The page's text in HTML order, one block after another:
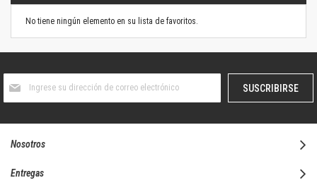
No tiene ningún elemento en su lista de favoritos.
boletín
SUSCRIBIRSE
Nosotros
Entregas